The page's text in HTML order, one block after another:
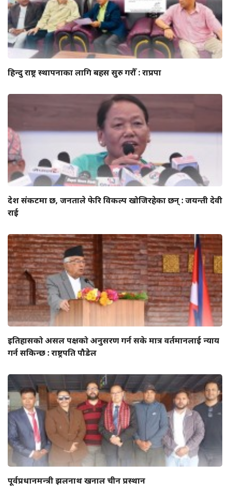
हिन्दु राष्ट्र स्थापनाका लागि बहस सुरु गरौँ : राप्रपा
देश संकटमा छ, जनताले फेरि विकल्प खोजिरहेका छन् : जयन्ती देवी
राई
इतिहासको असल पक्षको अनुसरण गर्न सके मात्र वर्तमानलाई न्याय
गर्न सकिन्छ : राष्ट्रपति पौडेल
पूर्वप्रधानमन्त्री झलनाथ खनाल चीन प्रस्थान